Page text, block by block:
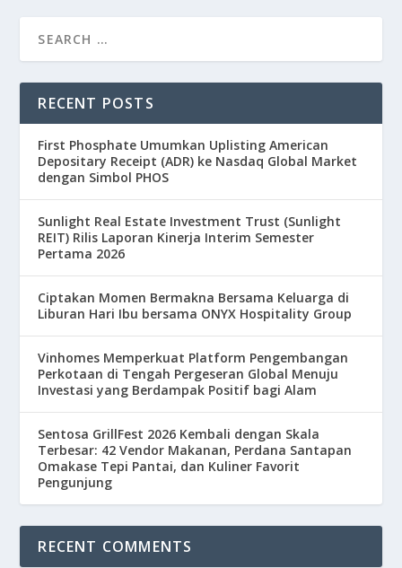
RECENT POSTS
First Phosphate Umumkan Uplisting American
Depositary Receipt (ADR) ke Nasdaq Global Market
dengan Simbol PHOS
Sunlight Real Estate Investment Trust (Sunlight
REIT) Rilis Laporan Kinerja Interim Semester
Pertama 2026
Ciptakan Momen Bermakna Bersama Keluarga di
Liburan Hari Ibu bersama ONYX Hospitality Group
Vinhomes Memperkuat Platform Pengembangan
Perkotaan di Tengah Pergeseran Global Menuju
Investasi yang Berdampak Positif bagi Alam
Sentosa GrillFest 2026 Kembali dengan Skala
Terbesar: 42 Vendor Makanan, Perdana Santapan
Omakase Tepi Pantai, dan Kuliner Favorit
Pengunjung
RECENT COMMENTS